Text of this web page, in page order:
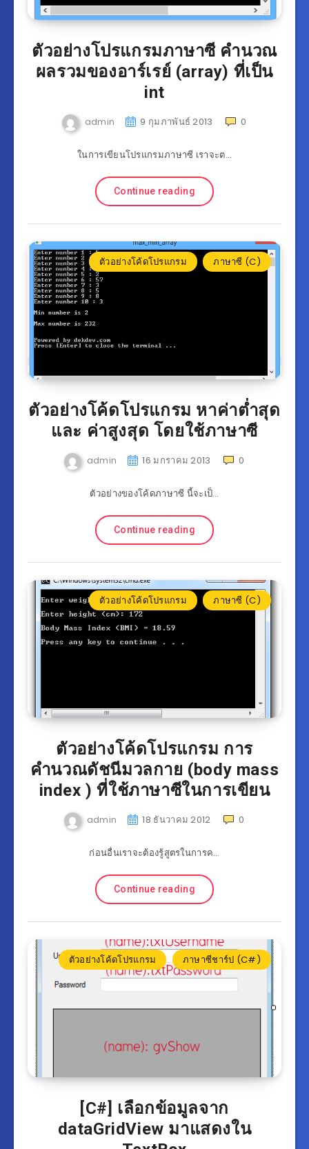
ตัวอย่างโปรแกรมภาษาซี คำนวณ
ผลรวมของอาร์เรย์ (array) ที่เป็น
int
admin 9 กุมภาพันธ์ 2013 0
ในการเขียนโปรแกรมภาษาซี เราจะต…
Continue reading
ตัวอย่างโค้ดโปรแกรม ภาษาซี (C)
ตัวอย่างโค้ดโปรแกรม หาค่าต่ำสุด
และ ค่าสูงสุด โดยใช้ภาษาซี
admin 16 มกราคม 2013 0
ตัวอย่างของโค้ดภาษาซี นี้จะเป็…
Continue reading
ตัวอย่างโค้ดโปรแกรม ภาษาซี (C)
ตัวอย่างโค้ดโปรแกรม การ
คำนวณดัชนีมวลกาย (body mass
index ) ที่ใช้ภาษาซีในการเขียน
admin 18 ธันวาคม 2012 0
ก่อนอื่นเราจะต้องรู้สูตรในการค…
Continue reading
ตัวอย่างโค้ดโปรแกรม ภาษาซีชาร์ป (C#)
[C#] เลือกข้อมูลจาก
dataGridView มาแสดงใน